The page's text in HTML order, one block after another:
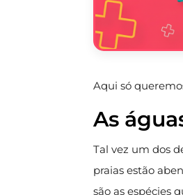
Aqui só
As
Tal vez um dos
praias estão
são as espécies